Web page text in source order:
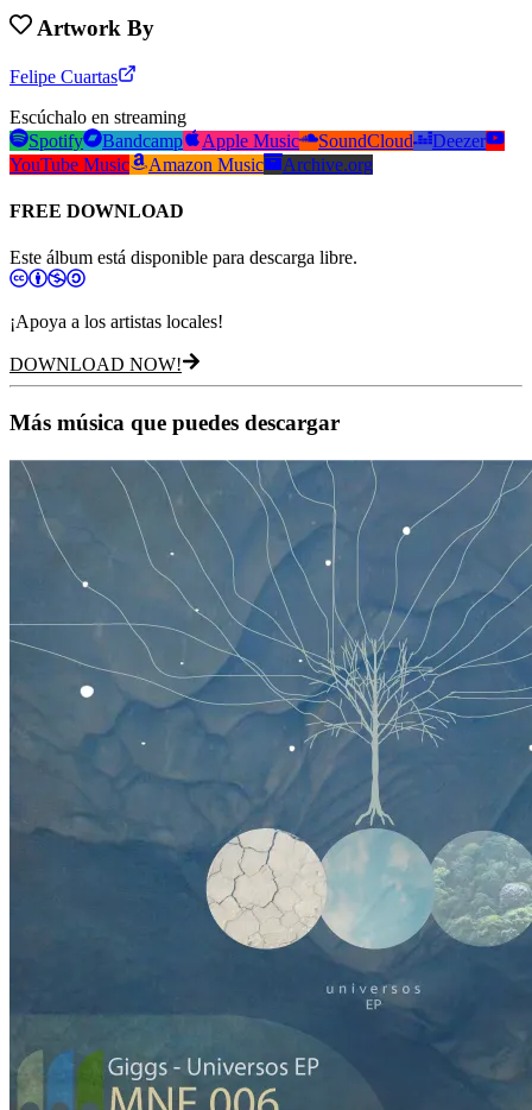
Artwork By
Felipe Cuartas
Escúchalo en streaming
Spotify
Bandcamp Apple Music SoundCloud
Deezer
YouTube Music
Amazon Music Archive.org
FREE DOWNLOAD
Este álbum está disponible para descarga libre.
¡Apoya a los artistas locales!
DOWNLOAD NOW!
Más música que puedes descargar